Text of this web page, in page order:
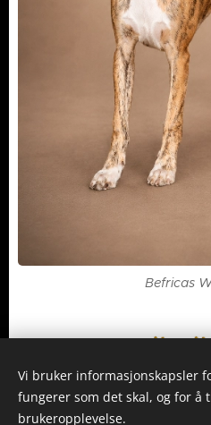
Befricas
Vi bruker informasjonskapsler
fungerer som det skal, og for å
brukeropplevelse.